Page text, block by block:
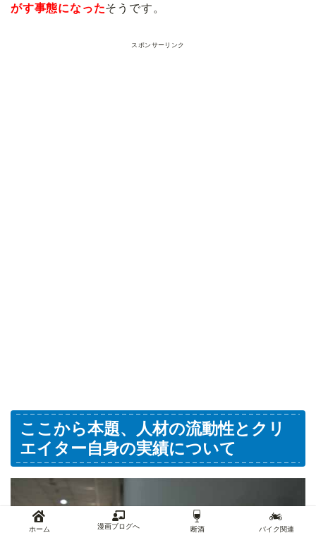
がす事態になったそうです。
スポンサーリンク
ここから本題、人材の流動性とクリ
エイター自身の実績について
ホーム 漫画ブログへ 断酒 バイク関連